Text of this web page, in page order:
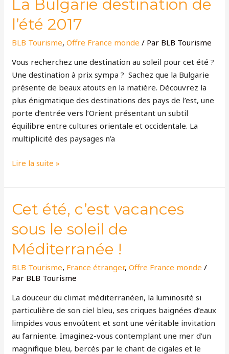
La Bulgarie destination de
l’été 2017
BLB Tourisme,Offre France monde / Par BLB Tourisme
Vous recherchez une destination au soleil pour cet été ?
Une destination à prix sympa ? Sachez que la Bulgarie
présente de beaux atouts en la matière. Découvrez la
plus énigmatique des destinations des pays de l’est, une
porte d’entrée vers l’Orient présentant un subtil
équilibre entre cultures orientale et occidentale. La
multiplicité des paysages n’a
Bulgarie
destination
de
2017
Lire la suite »
Cet été, c’est vacances
sous le soleil de
Méditerranée !
BLB Tourisme, France étranger,Offre France monde /
Par BLB Tourisme
La douceur du climat méditerranéen, la luminosité si
particulière de son ciel bleu, ses criques baignées d’eaux
limpides vous envoûtent et sont une véritable invitation
au farniente. Imaginez-vous contemplant une mer d’un
magnifique bleu, bercés par le chant de cigales et le
Cet
été,
c’est
vacances
sous
le
soleil
de
Méditerranée
!